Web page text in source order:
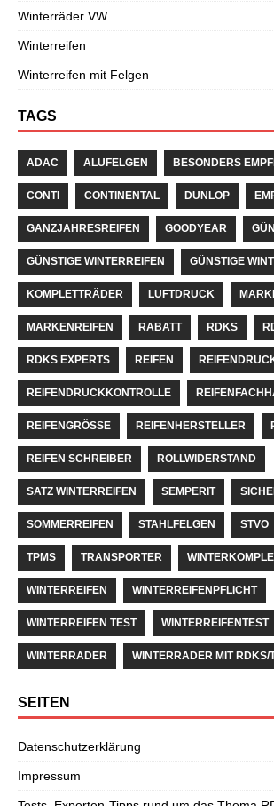
Winterräder VW
Winterreifen
Winterreifen mit Felgen
TAGS
ADAC ALUFELGEN BESONDERS
CONTI CONTINENTAL DUNLOP
GANZJAHRESREIFEN GOODYEAR
GÜNSTIGE WINTERREIFEN GÜNSTIGE
KOMPLETTRÄDER LUFTDRUCK
MARKENREIFEN RABATT RDKS
RDKS EXPERTS REIFEN
REIFENDRUCKKONTROLLE
REIFENGRÖSSE REIFENHERSTELLER
REIFEN SCHREIBER ROLLWIDERSTAND
SATZ WINTERREIFEN SEMPERIT
SOMMERREIFEN STAHLFELGEN STVO
TPMS TRANSPORTER
WINTERREIFEN WINTERREIFENPFLICHT
WINTERREIFEN TEST WINTERREIFENTEST
WINTERRÄDER WINTERRÄDER MIT RDKS/
SEITEN
Datenschutzerklärung
Impressum